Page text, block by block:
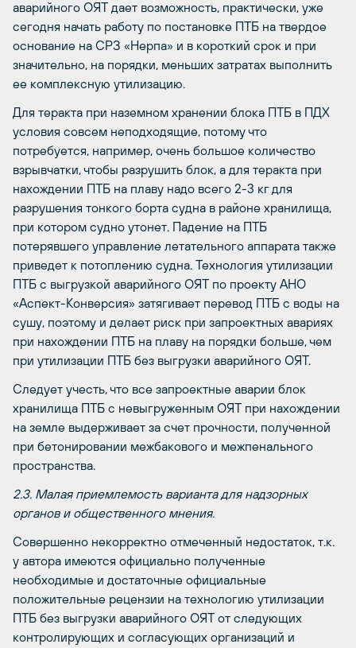
аварийного ОЯТ дает возможность, практически, уже
сегодня начать работу по постановке ПТБ на твердое
основание на СРЗ «Нерпа» и в короткий срок и при
значительно, на порядки, меньших затратах выполнить
ее комплексную утилизацию.
Для теракта при наземном хранении блока ПТБ в ПДХ
условия совсем неподходящие, потому что
потребуется, например, очень большое количество
взрывчатки, чтобы разрушить блок, а для теракта при
нахождении ПТБ на плаву надо всего 2-3 кг для
разрушения тонкого борта судна в районе хранилища,
при котором судно утонет. Падение на ПТБ
потерявшего управление летательного аппарата также
приведет к потоплению судна. Технология утилизации
ПТБ с выгрузкой аварийного ОЯТ по проекту АНО
«Аспект-Конверсия» затягивает перевод ПТБ с воды на
сушу, поэтому и делает риск при запроектных авариях
при нахождении ПТБ на плаву на порядки больше, чем
при утилизации ПТБ без выгрузки аварийного ОЯТ.
Следует учесть, что все запроектные аварии блок
хранилища ПТБ с невыгруженным ОЯТ при нахождении
на земле выдерживает за счет прочности, полученной
при бетонировании межбакового и межпенального
пространства.
2.3. Малая приемлемость варианта для надзорных
органов и общественного мнения.
Совершенно некорректно отмеченный недостаток, т.к.
у автора имеются официально полученные
необходимые и достаточные официальные
положительные рецензии на технологию утилизации
ПТБ без выгрузки аварийного ОЯТ от следующих
контролирующих и согласующих организаций и